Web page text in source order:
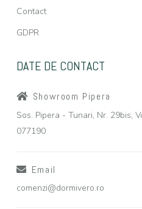
Contact
GDPR
DATE DE CONTACT
Showroom Pipera
Sos. Pipera - Tunari, Nr. 29bis,
077190
Email
comenzi@dormivero.ro